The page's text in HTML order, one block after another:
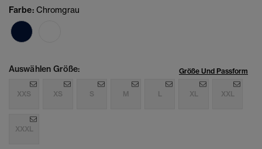
Farbe: Chromgrau
Auswählen Größe: Größe Und Passform
XXS XS S M L XL XXL
XXXL